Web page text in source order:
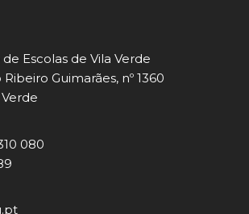
Escolas de Vila Verde
Guimarães, nº 1360
Verde
080